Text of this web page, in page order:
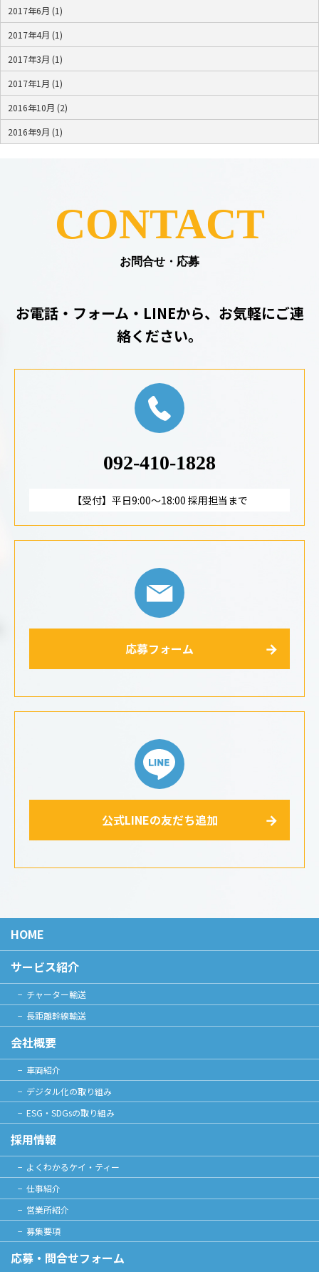
2017年6月 (1)
2017年4月 (1)
2017年3月 (1)
2017年1月 (1)
2016年10月 (2)
2016年9月 (1)
CONTACT
お問合せ・応募
お電話・フォーム・LINEから、お気軽にご連
絡ください。
092-410-1828
【受付】平日9:00～18:00 採用担当まで
応募フォーム
公式LINEの友だち追加
HOME
サービス紹介
チャーター輸送
長距離幹線輸送
会社概要
車両紹介
デジタル化の取り組み
ESG・SDGsの取り組み
採用情報
よくわかるケイ・ティー
仕事紹介
営業所紹介
募集要項
応募・問合せフォーム